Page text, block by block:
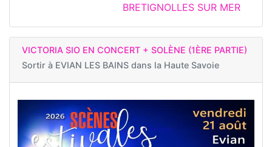
BRETIGNOLLES SUR MER
VICTORIA SIO EN CONCERT + SOLÈNE (1ÈRE PARTIE)
Sortir à EVIAN LES BAINS dans la Haute Savoie